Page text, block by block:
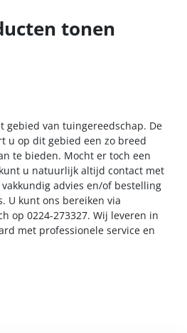
tonen
gebied van tuingereedschap. De
u op dit gebied een zo breed
te bieden. Mocht er toch een
u natuurlijk altijd contact met
advies en/of bestelling
U kunt ons bereiken via
op 0224-273327. Wij leveren in
met professionele service en